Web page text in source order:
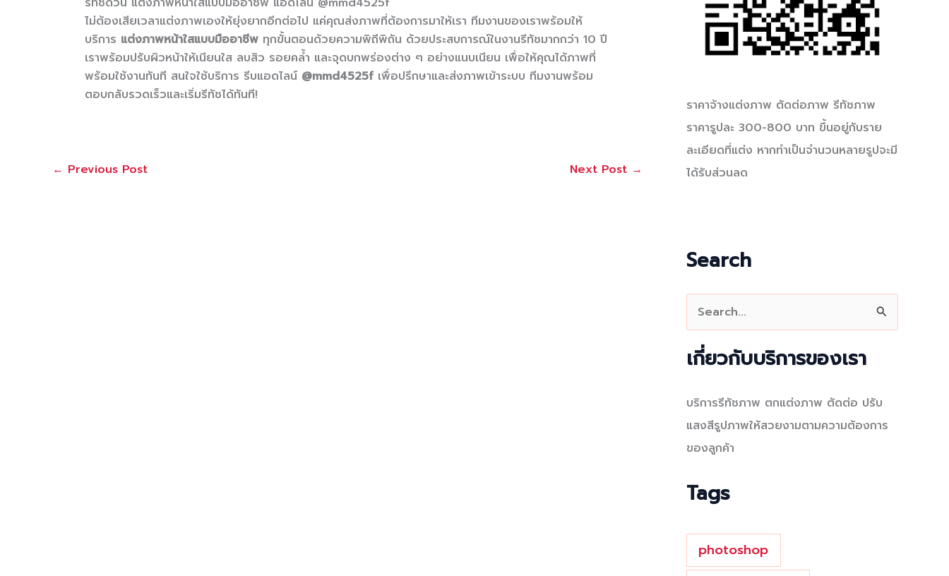
ไม่ต้องเสียเวลาแต่งภาพเองให้ยุ่งยากอีกต่อไป แค่คุณส่งภาพที่ต้องการมาให้เรา ทีมงานของเราพร้อมให้
บริการ แต่งภาพหน้าใสแบบมืออาชีพ ทุกขั้นตอนด้วยความพิถีพิถัน ด้วยประสบการณ์ในงานรีทัชมากกว่า 10 ปี
เราพร้อมปรับผิวหน้าให้เนียนใส ลบสิว รอยคล้ำ และจุดบกพร่องต่าง ๆ อย่างแนบเนียน เพื่อให้คุณได้ภาพที่
พร้อมใช้งานทันที สนใจใช้บริการ รีบแอดไลน์ @mmd4525f เพื่อปรึกษาและส่งภาพเข้าระบบ ทีมงานพร้อม
ตอบกลับรวดเร็วและเริ่มรีทัชได้ทันที!
← Previous Post Next Post →
ราคาจ้างแต่งภาพ ตัดต่อภาพ รีทัชภาพ
ราคารูปละ 300-800 บาท ขึ้นอยู่กับราย
ละเอียดที่แต่ง หากทำเป็นจำนวนหลายรูปจะมี
ได้รับส่วนลด
Search
e
a
r
เกี่ยวกับบริการของเรา
บริการรีทัชภาพ ตกแต่งภาพ ตัดต่อ ปรับ
แสงสีรูปภาพให้สวยงามตามความต้องการ
ของลูกค้า
Tags
photoshop